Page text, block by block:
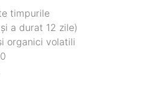
timpurile
a durat 12 zile)
organici volatili